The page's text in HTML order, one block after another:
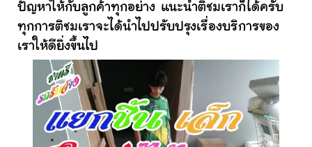
ปัญหาให้กับลูกค้าทุกอย่าง แนะนำติชมเราก็ได้ครับ
ทุกการติชมเราจะได้นำไปปรับปรุงเรื่องบริการของ
เราให้ดียิ่งขึ้นไป